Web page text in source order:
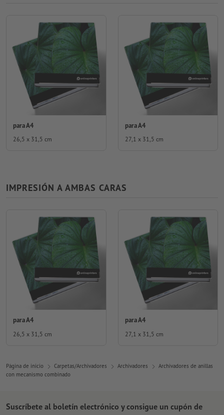
para A4
26,5 x 31,5 cm
para A4
27,1 x 31,5 cm
IMPRESIÓN A AMBAS CARAS
para A4
26,5 x 31,5 cm
para A4
27,1 x 31,5 cm
Página de inicio Carpetas/Archivadores Archivadores
Archivadores de anillas
con mecanismo combinado
Suscríbete al boletín electrónico y consigue un cupón de